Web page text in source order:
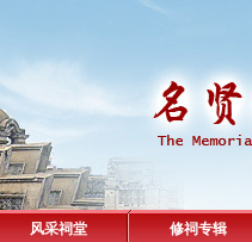
风采祠堂 修祠专辑